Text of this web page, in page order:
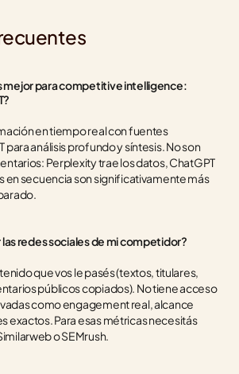
mejor para competitive intelligence:
en tiempo real con fuentes
para análisis profundo y síntesis. No son
Perplexity trae los datos, ChatGPT
en secuencia son significativamente más
las redes sociales de mi competidor?
que vos le pasés (textos, titulares,
públicos copiados). No tiene acceso
como engagement real, alcance
exactos. Para esas métricas necesitás
o SEMrush.